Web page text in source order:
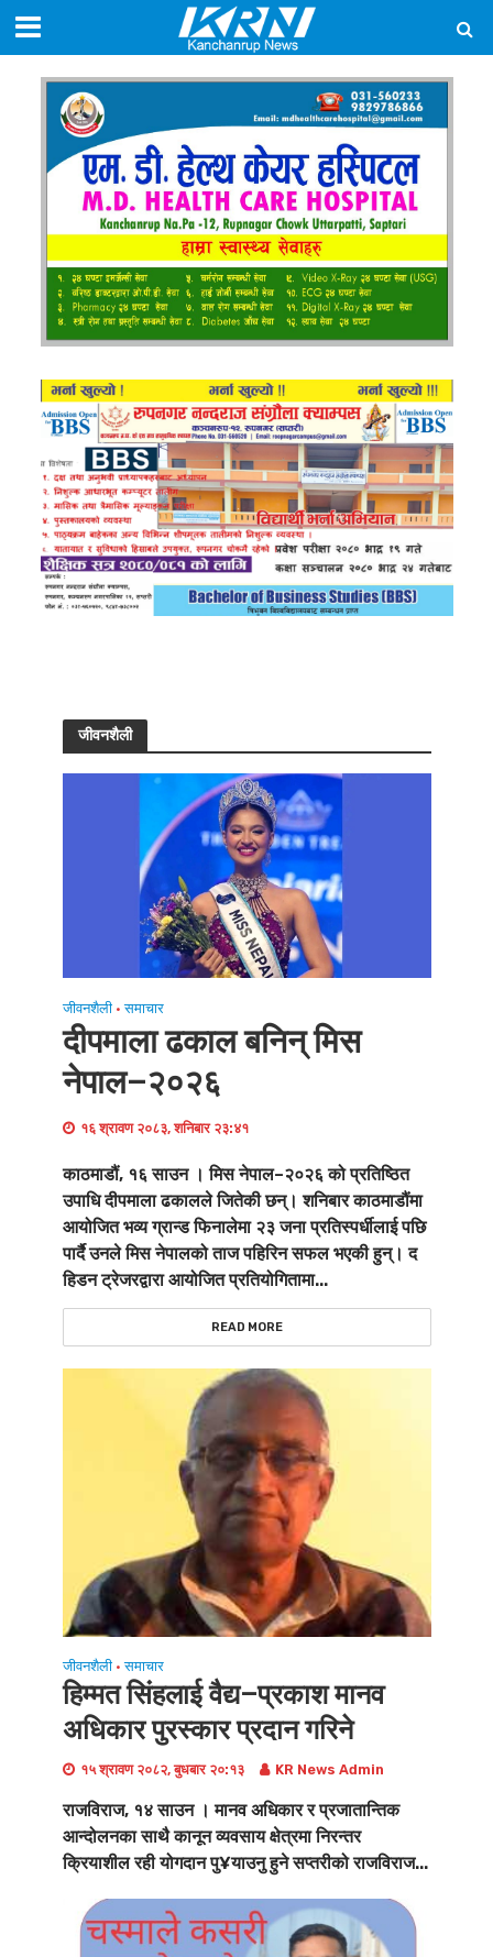
जीवनशैली
जीवनशैली • समाचार
दीपमाला ढकाल बनिन् मिस
नेपाल–२०२६
१६ श्रावण २०८३, शनिबार २३:४१
काठमाडौं, १६ साउन । मिस नेपाल–२०२६ को प्रतिष्ठित
उपाधि दीपमाला ढकालले जितेकी छन्। शनिबार काठमाडौंमा
आयोजित भव्य ग्रान्ड फिनालेमा २३ जना प्रतिस्पर्धीलाई पछि
पार्दै उनले मिस नेपालको ताज पहिरिन सफल भएकी हुन्। द
हिडन ट्रेजरद्वारा आयोजित प्रतियोगितामा...
READ MORE
जीवनशैली • समाचार
हिम्मत सिंहलाई वैद्य–प्रकाश मानव
अधिकार पुरस्कार प्रदान गरिने
१५ श्रावण २०८२, बुधबार २०:१३ KR News Admin
राजविराज, १४ साउन । मानव अधिकार र प्रजातान्तिक
आन्दोलनका साथै कानून व्यवसाय क्षेत्रमा निरन्तर
क्रियाशील रही योगदान पु¥याउनु हुने सप्तरीको राजविराज...